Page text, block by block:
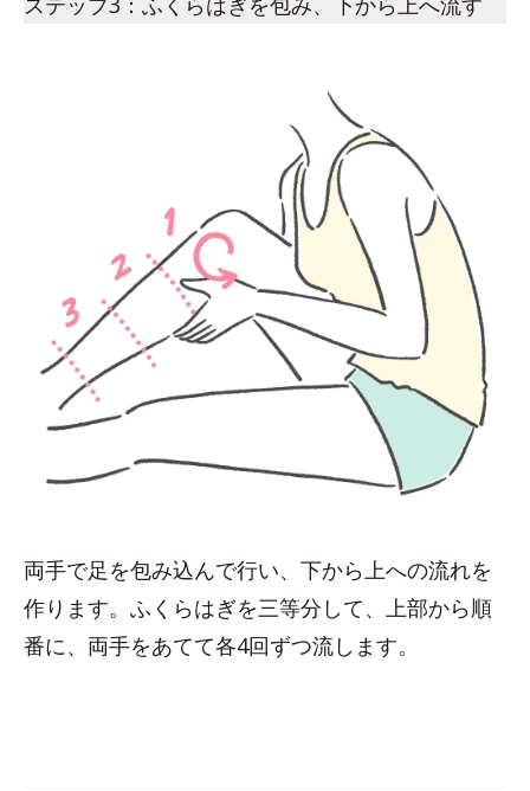
両手で足を包み込んで行い、下から上への流れを
作ります。ふくらはぎを三等分して、上部から順
番に、両手をあてて各4回ずつ流します。